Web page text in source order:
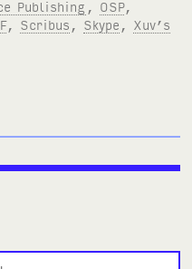
Publishing OSP,
, Scribus Skype
Xuv’s